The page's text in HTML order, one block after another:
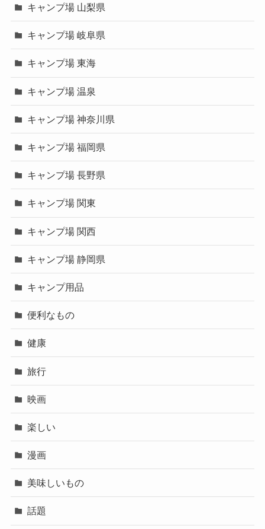
キャンプ場 山梨県
キャンプ場 岐阜県
キャンプ場 東海
キャンプ場 温泉
キャンプ場 神奈川県
キャンプ場 福岡県
キャンプ場 長野県
キャンプ場 関東
キャンプ場 関西
キャンプ場 静岡県
キャンプ用品
便利なもの
健康
旅行
映画
楽しい
漫画
美味しいもの
話題